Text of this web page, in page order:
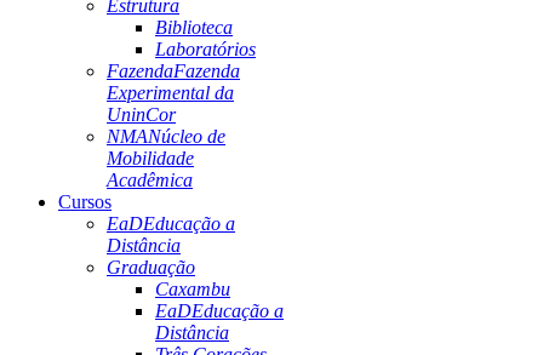
Estrutura
Biblioteca
Laboratórios
FazendaFazenda
Experimental da
UninCor
NMANúcleo de
Mobilidade
Acadêmica
Cursos
EaDEducação a
Distância
Graduação
Caxambu
EaDEducação a
Distância